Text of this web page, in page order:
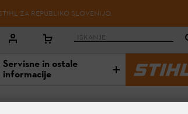
ZA REPUBLIKO SLOVENIJO.
Servisne in ostale
informacije